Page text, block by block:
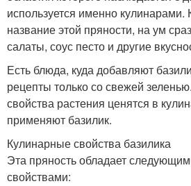
используется именно
название этой пряности, на ум
салаты, соус песто и другие
Есть блюда, куда добавляют
рецепты только со свежей
свойства растения ценятся в
применяют базилик.
Кулинарные свойства базилика
Эта пряность обладает
свойствами: